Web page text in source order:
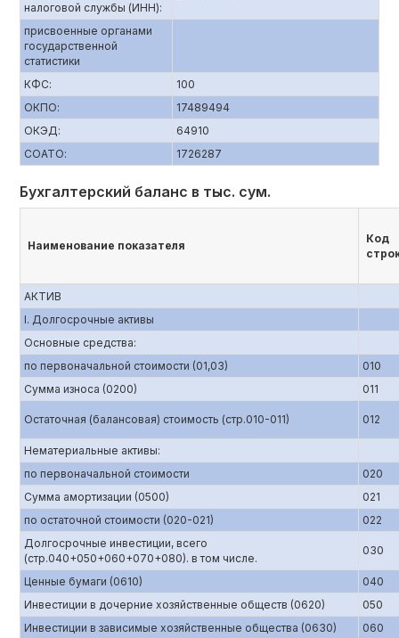
налоговой службы (ИНН):
присвоенные органами
государственной
статистики
КФС:
100
ОКПО:
17489494
ОКЭД:
64910
СОАТО:
1726287
Бухгалтерский баланс в тыс. сум.
Наименование показателя
Код
АКТИВ
I. Долгосрочные активы
Основные средства:
по первоначальной стоимости (01,03)
010
Сумма износа (0200)
011
Остаточная (балансовая) стоимость (стр.010-011) 012
Нематериальные активы:
по первоначальной стоимости
020
Сумма амортизации (0500)
021
по остаточной стоимости (020-021)
022
Долгосрочные инвестиции, всего
(стр.040+050+060+070+080). в том числе.
030
Ценные бумаги (0610)
040
Инвестиции в дочерние хозяйственные обществ (0620)
050
Инвестиции в зависимые хозяйственные общества (0630)
060